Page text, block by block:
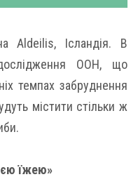
Aldeilis, Ісландія. В
ООН, що
темпах забруднення
містити стільки ж
їжею»